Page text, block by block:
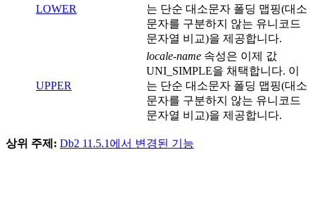
LOWER
는 단순 대소문자 폴딩 맵핑(대소
문자를 구분하지 않는 유니코드
문자열 비교)을 제공합니다.
UPPER
locale-name 속성은 이제 값
UNI_SIMPLE을 채택합니다. 이
는 단순 대소문자 폴딩 맵핑(대소
문자를 구분하지 않는 유니코드
문자열 비교)을 제공합니다.
상위 주제: Db2 11.5.1에서 변경된 기능